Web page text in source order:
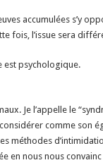
accumulées s’y
fois, l’issue sera
est psychologique.
Je l’appelle le
comme son
méthodes
nous nous